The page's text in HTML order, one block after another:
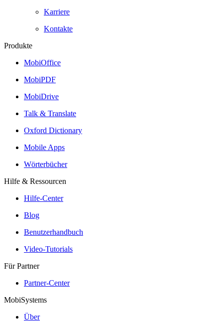
Karriere
Kontakte
Produkte
MobiOffice
MobiPDF
MobiDrive
Talk & Translate
Oxford Dictionary
Mobile Apps
Wörterbücher
Hilfe & Ressourcen
Hilfe-Center
Blog
Benutzerhandbuch
Video-Tutorials
Für Partner
Partner-Center
MobiSystems
Über